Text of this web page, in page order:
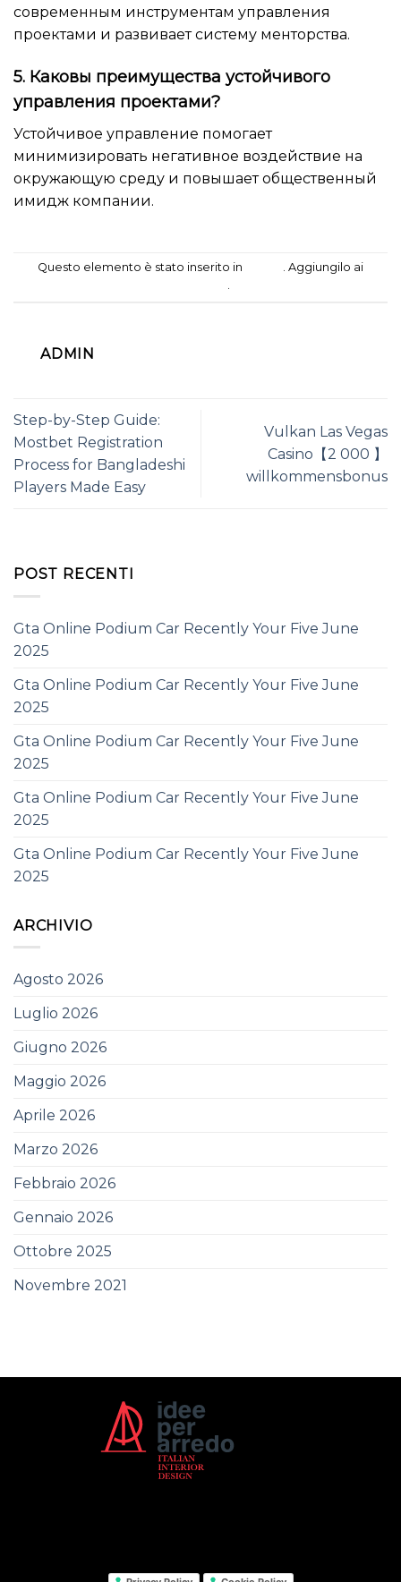
современным инструментам управления
проектами и развивает систему менторства.
5. Каковы преимущества устойчивого
управления проектами?
Устойчивое управление помогает
минимизировать негативное воздействие на
окружающую среду и повышает общественный
имидж компании.
Questo elemento è stato inserito in
. Aggiungilo ai
.
ADMIN
Step-by-Step Guide:
Mostbet Registration
Process for Bangladeshi
Players Made Easy
Vulkan Las Vegas
Casino【2 000 】
️willkommensbonus
POST RECENTI
Gta Online Podium Car Recently Your Five June
2025
Gta Online Podium Car Recently Your Five June
2025
Gta Online Podium Car Recently Your Five June
2025
Gta Online Podium Car Recently Your Five June
2025
Gta Online Podium Car Recently Your Five June
2025
ARCHIVIO
Agosto 2026
Luglio 2026
Giugno 2026
Maggio 2026
Aprile 2026
Marzo 2026
Febbraio 2026
Gennaio 2026
Ottobre 2025
Novembre 2021